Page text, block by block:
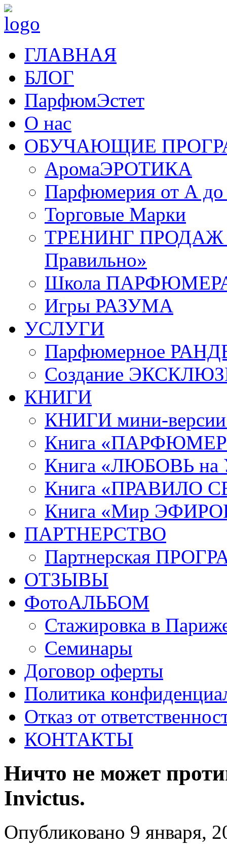
ГЛАВНАЯ
БЛОГ
ПарфюмЭстет
О нас
ОБУЧАЮЩИЕ
АромаЭРОТИКА
Парфюмерия от А
Торговые Марки
ТРЕНИНГ ПРОДАЖ
Правильно»
Школа
Игры РАЗУМА
УСЛУГИ
Парфюмерное
Создание
КНИГИ
КНИГИ мини-
Книга
Книга «ЛЮБОВЬ
Книга «ПРАВИЛО
Книга «Мир
ПАРТНЕРСТВО
Партнерская
ОТЗЫВЫ
ФотоАЛЬБОМ
Стажировка в
Семинары
Договор оферты
Политика
Отказ от
КОНТАКТЫ
Ничто не может
Invictus.
Опубликовано 9 января,